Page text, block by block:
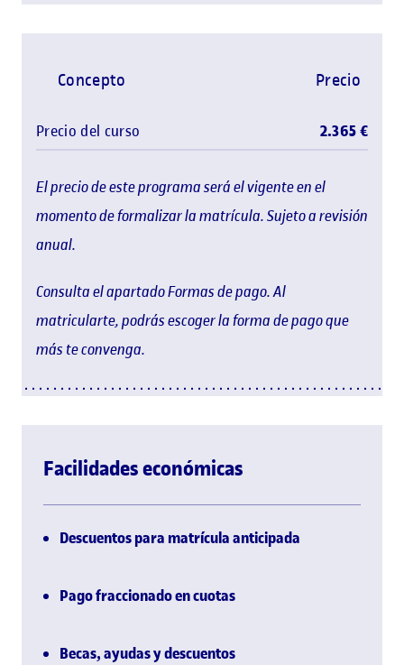
El precio de este programa será el vigente en el
momento de formalizar la matrícula. Sujeto a revisión
anual.
Consulta el apartado Formas de pago. Al
matricularte, podrás escoger la forma de pago que
más te convenga.
Concepto Precio
Precio del curso 2.365 €
Facilidades económicas
Descuentos para matrícula anticipada
Pago fraccionado en cuotas
Becas, ayudas y descuentos